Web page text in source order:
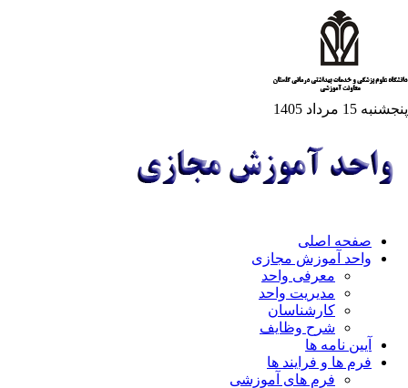
15 مرداد 1405
صفحه اصلی
واحد آموزش مجازی
معرفی واحد
مدیریت واحد
کارشناسان
شرح وظایف
آیین نامه ها
فرم ها و فرایند ها
فرم های آموزشی